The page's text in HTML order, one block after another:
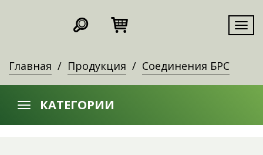
Главная Продукция Соединения БРС
КАТЕГОРИИ